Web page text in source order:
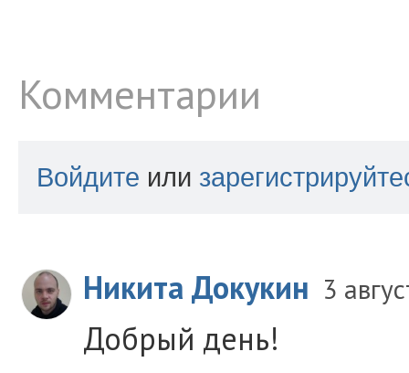
Комментарии
Войдите или
Никита Докукин 3
Добрый день!